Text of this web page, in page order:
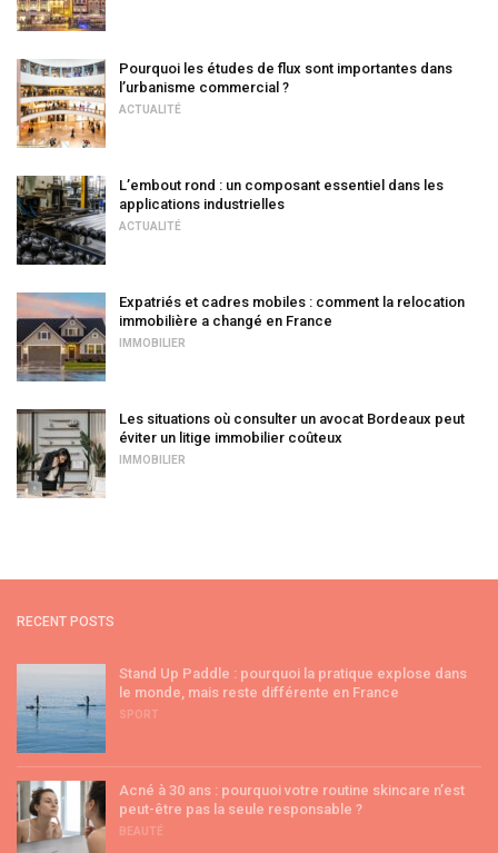
Pourquoi les études de flux sont importantes dans
l’urbanisme commercial ?
ACTUALITÉ
L’embout rond : un composant essentiel dans les
applications industrielles
ACTUALITÉ
Expatriés et cadres mobiles : comment la relocation
immobilière a changé en France
IMMOBILIER
Les situations où consulter un avocat Bordeaux peut
éviter un litige immobilier coûteux
IMMOBILIER
RECENT POSTS
Stand Up Paddle : pourquoi la pratique explose dans
le monde, mais reste différente en France
SPORT
Acné à 30 ans : pourquoi votre routine skincare n’est
peut-être pas la seule responsable ?
BEAUTÉ